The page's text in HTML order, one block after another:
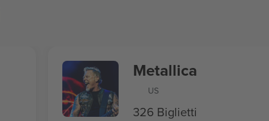
Metallica
US
326 Biglietti